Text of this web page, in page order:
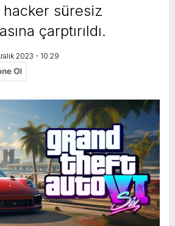
hacker süresiz
çarptırıldı.
2023 - 10:29